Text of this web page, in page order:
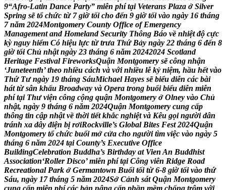
9“Afro-Latin Dance Party” miễn phí tại Veterans Plaza ở Silver
Spring sẽ tổ chức từ 7 giờ tối cho đến 9 giờ tối vào ngày 16 tháng
7 năm 2024Montgomery County Office of Emergency
Management and Homeland Security Thông Báo về nhiệt độ cực
kỳ nguy hiểm Có hiệu lực từ trưa Thứ Bảy ngày 22 tháng 6 đến 8
giờ tối Chủ nhật ngày 23 tháng 6 năm 20242024 Scotland
Heritage Festival FireworksQuận Montgomery sẽ công nhận
‘Juneteenth’ theo nhiều cách và với nhiều lễ kỷ niệm, hầu hết vào
Thứ Tư ngày 19 tháng SáuMichael Hayes sẽ biểu diễn các bài
hát từ sân khấu Broadway và Opera trong buổi biểu diễn miễn
phí tại Thư viện công cộng quận Montgomery ở Olney vào Chủ
nhật, ngày 9 tháng 6 năm 2024Quận Montgomery cung cấp
thông tin cập nhật về thời tiết khắc nghiệt và Kêu gọi người dân
tránh xa dây điện bị rơiRockville’s Global Bites Fest 2024Quận
Montgomery tổ chức buổi mở cửa cho người tìm việc vào ngày 5
tháng 6 năm 2024 tại County’s Executive Office
BuildingCelebration Buddha’s Birthday at Vien An Buddhist
Association‘Roller Disco’ miễn phí tại Công viên Ridge Road
Recreational Park ở Germantown Buổi tối từ 6-8 giờ tối vào thứ
Sáu, ngày 17 tháng 5 năm 2024Sở Cảnh sát Quận Montgomery
cung cấp miễn phí các bản nâng cấp phần mềm chống trộm với